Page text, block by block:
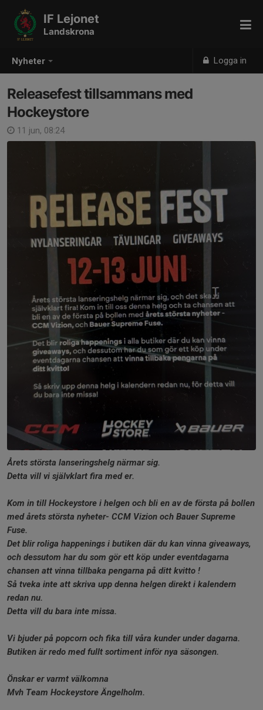
Nyheter Logga in
IF Lejonet
Landskrona
Releasefest tillsammans med
Hockeystore
11 jun, 08:24
Årets största lanseringshelg närmar sig.
Detta vill vi självklart fira med er.
Kom in till Hockeystore i helgen och bli en av de första på bollen
med årets största nyheter- CCM Vizion och Bauer Supreme
Fuse.
Det blir roliga happenings i butiken där du kan vinna giveaways,
och dessutom har du som gör ett köp under eventdagarna
chansen att vinna tillbaka pengarna på ditt kvitto !
Så tveka inte att skriva upp denna helgen direkt i kalendern
redan nu.
Detta vill du bara inte missa.
Vi bjuder på popcorn och fika till våra kunder under dagarna.
Butiken är redo med fullt sortiment inför nya säsongen.
Önskar er varmt välkomna
Mvh Team Hockeystore Ängelholm.